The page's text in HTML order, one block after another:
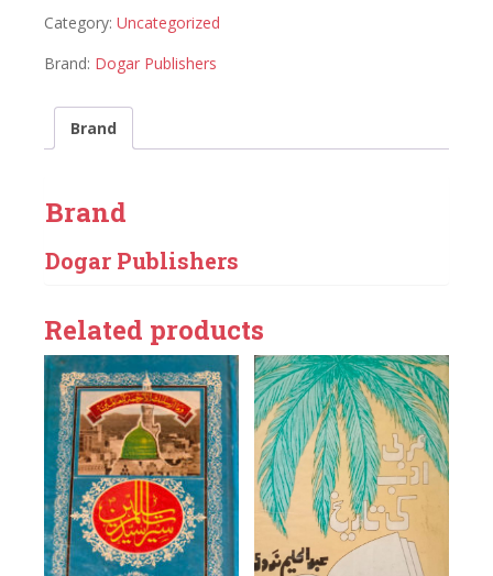
Category: Uncategorized
Brand: Dogar Publishers
Brand
Brand
Dogar Publishers
Related products